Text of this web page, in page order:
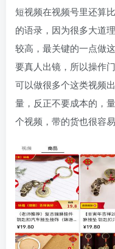
短视频在视频号里还算
的语录，因为很多大道
较高，最关键的一点做
要真人出镜，所以操作
可以做很多个这类视频
量，反正不要成本的，
个视频，带的货也很容易